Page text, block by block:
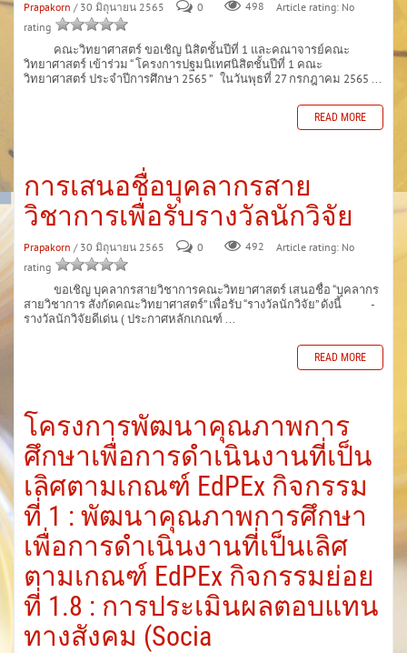
Prapakorn / 30 มิถุนายน 2565 0 498
Article rating: No
rating
คณะวิทยาศาสตร์ ขอเชิญ นิสิตชั้นปีที่ 1 และคณาจารย์คณะ
วิทยาศาสตร์ เข้าร่วม “ โครงการปฐมนิเทศนิสิตชั้นปีที่ 1 คณะ
วิทยาศาสตร์ ประจำปีการศึกษา 2565 ” ในวันพุธที่ 27 กรกฎาคม 2565 ...
READ MORE
การเสนอชื่อบุคลากรสาย
วิชาการเพื่อรับรางวัลนักวิจัย
Prapakorn / 30 มิถุนายน 2565 0 492
Article rating: No
rating
ขอเชิญ บุคลากรสายวิชาการคณะวิทยาศาสตร์ เสนอชื่อ “บุคลากร
สายวิชาการ สังกัดคณะวิทยาศาสตร์” เพื่อรับ “รางวัลนักวิจัย” ดังนี้ -
รางวัลนักวิจัยดีเด่น ( ประกาศหลักเกณฑ์ ...
READ MORE
โครงการพัฒนาคุณภาพการ
ศึกษาเพื่อการดำเนินงานที่เป็น
เลิศตามเกณฑ์ EdPEx กิจกรรม
ที่ 1 : พัฒนาคุณภาพการศึกษา
เพื่อการดำเนินงานที่เป็นเลิศ
ตามเกณฑ์ EdPEx กิจกรรมย่อย
ที่ 1.8 : การประเมินผลตอบแทน
ทางสังคม (Socia